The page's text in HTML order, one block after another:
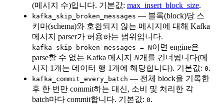
(메시지 수)입니다. 기본값: max_insert_block_size.
kafka_skip_broken_messages — 블록(block)당 스
키마(schema)와 호환되지 않는 메시지에 대해 Kafka
메시지 parser가 허용하는 범위입니다.
kafka_skip_broken_messages = N이면 engine은
parse할 수 없는 Kafka 메시지 N개를 건너뜁니다(메
시지 1개는 데이터 행 1개에 해당합니다). 기본값: 0.
kafka_commit_every_batch — 전체 block을 기록한
후 한 번만 commit하는 대신, 소비 및 처리한 각
batch마다 commit합니다. 기본값: 0.